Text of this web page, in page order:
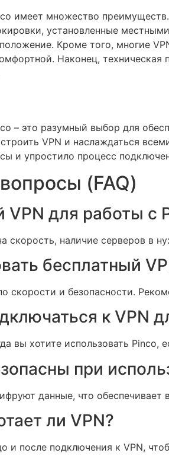
имеет множество
установленные
Кроме того, многие
Наконец,
– это разумный выбор для
VPN и наслаждаться
и упростило процесс
(FAQ)
VPN для работы с
скорость, наличие серверов в
бесплатный
скорости и безопасности.
к VPN
вы хотите использовать Pinco,
при
данные, что обеспечивает
ли VPN?
и после подключения к VPN,